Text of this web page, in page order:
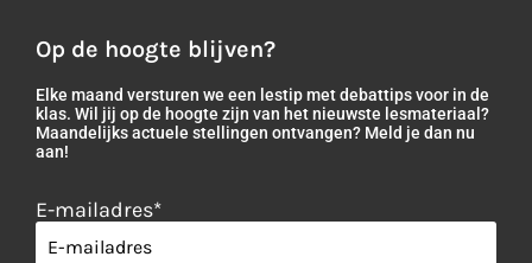
Op de hoogte blijven?
Elke maand versturen we een lestip met debattips voor in de
klas. Wil jij op de hoogte zijn van het nieuwste lesmateriaal?
Maandelijks actuele stellingen ontvangen? Meld je dan nu
aan!
E-mailadres*